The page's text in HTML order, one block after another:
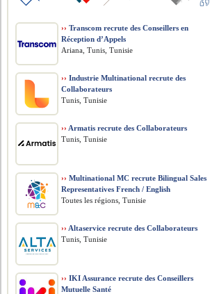
›› Transcom recrute des Conseillers en
Réception d’Appels
Ariana, Tunis, Tunisie
›› Industrie Multinational recrute des
Collaborateurs
Tunis, Tunisie
›› Armatis recrute des Collaborateurs
Tunis, Tunisie
›› Multinational MC recrute Bilingual Sales
Representatives French / English
Toutes les régions, Tunisie
›› Altaservice recrute des Collaborateurs
Tunis, Tunisie
›› IKI Assurance recrute des Conseillers
Mutuelle Santé